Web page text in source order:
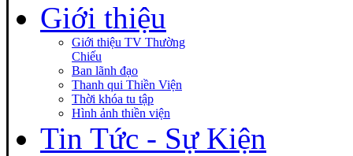
Giới thiệu
Giới thiệu TV Thường
Chiếu
Ban lãnh đạo
Thanh qui Thiền Viện
Thời khóa tu tập
Hình ảnh thiền viện
Tin Tức - Sự Kiện